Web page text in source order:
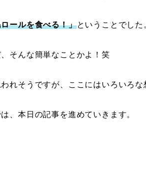
ールを食べる！」ということでした
そんな簡単なことかよ！笑
れそうですが、ここにはいろいろな
、本日の記事を進めていきます。